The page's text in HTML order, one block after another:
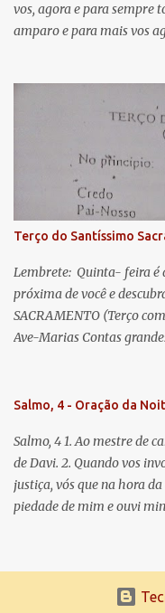
i
o
vos, agora e para sempre
amparo e para mais vos
lágrimas. Eia, pois,
misericordiosos a nós
Jesus. Bendito é o fruto
doce e sempre Virgem
Para que sejamos dignos
Terço do Santíssimo
Lembrete: Quinta- feira é
próxima de você e
SACRAMENTO (Terço
Ave-Marias Contas
Vós morra eu! Nas contas
que nos salva, dá-nos
misericórdia. (no fim)
cada momento ao
Salmo, 4 - Oração da
Salmo, 4 1. Ao mestre de
de Davi. 2. Quando vos
justiça, vós que na hora
piedade de mim e ouvi
o Senhor me ouviu
refleti em vossos